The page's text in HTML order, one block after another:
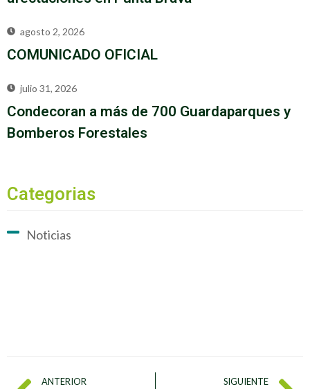
agosto 2, 2026
COMUNICADO OFICIAL
julio 31, 2026
Condecoran a más de 700 Guardaparques y
Bomberos Forestales
Categorias
Noticias
ANTERIOR SIGUIENTE